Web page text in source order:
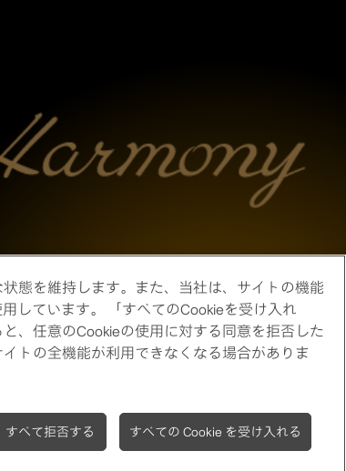
態を維持します。また、当社は、サイトの機能
しています。 「すべてのCookieを受け入れ
、任意のCookieの使用に対する同意を拒否した
トの全機能が利用できなくなる場合がありま
すべて拒否する すべての Cookie を受け入れる